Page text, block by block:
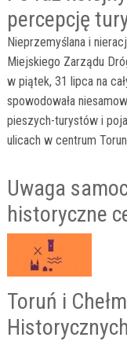
percepcję
Nieprzemyślana i
Miejskiego Zarządu
w piątek, 31 lipca na
spowodowała
pieszych-turystów i
ulicach w centrum
Uwaga
historyczne
Toruń i
Historycznych